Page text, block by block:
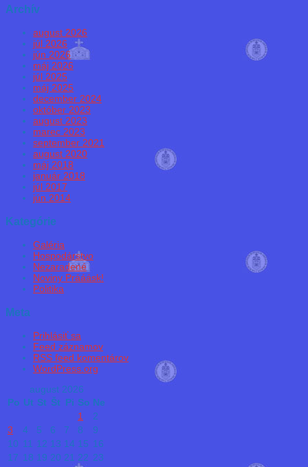
Archív
august 2026
júl 2026
jún 2026
máj 2026
júl 2025
máj 2025
december 2024
október 2023
august 2023
marec 2023
september 2021
august 2020
máj 2018
január 2018
júl 2017
jún 2014
Kategórie
Galéria
Hospodárstvo
Nezaradené
Noviny Prááásk!
Politika
Meta
Prihlásiť sa
Feed záznamov
RSS feed komentárov
WordPress.org
august 2026
Po Ut St Št Pi So Ne
1
2
3
4 5 6 7 8
9
10 11 12 13 14 15 16
17 18 19 20 21 22 23